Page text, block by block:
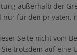
außerhalb der
nur für den privaten,
Seite nicht vom
trotzdem auf